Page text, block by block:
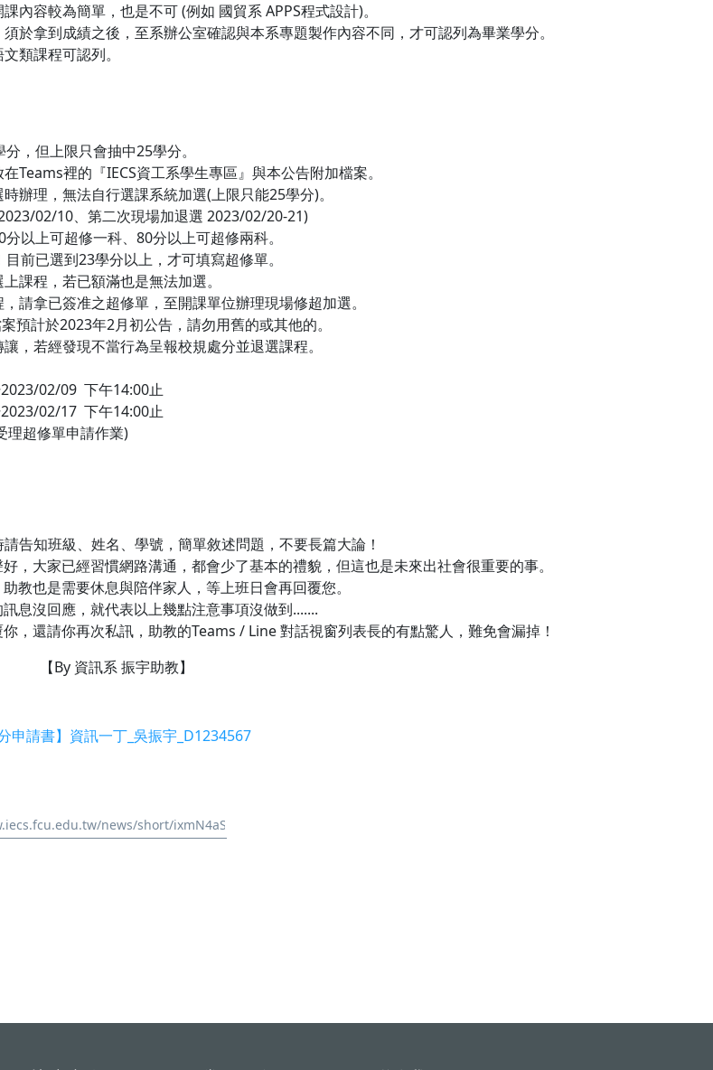
內容較為簡單，也是不可 (例如 國貿系 APPS程式設計)。
於拿到成績之後，至系辦公室確認與本系專題製作內容不同，才可認列為畢業學分。
類課程可認列。
，但上限只會抽中25學分。
Teams裡的『IECS資工系學生專區』與本公告附加檔案。
辦理，無法自行選課系統加選(上限只能25學分)。
02/10、第二次現場加退選 2023/02/20-21)
以上可超修一科、80分以上可超修兩科。
前已選到23學分以上，才可填寫超修單。
課程，若已額滿也是無法加選。
請拿已簽准之超修單，至開課單位辦理現場修超加選。
預計於2023年2月初公告，請勿用舊的或其他的。
，若經發現不當行為呈報校規處分並退選課程。
02/09 下午14:00止
02/17 下午14:00止
修單申請作業)
告知班級、姓名、學號，簡單敘述問題，不要長篇大論！
，大家已經習慣網路溝通，都會少了基本的禮貌，但這也是未來出社會很重要的事。
教也是需要休息與陪伴家人，等上班日會再回覆您。
息沒回應，就代表以上幾點注意事項沒做到.......
，還請你再次私訊，助教的Teams / Line 對話視窗列表長的有點驚人，難免會漏掉！
【By 資訊系 振宇助教】
申請書】資訊一丁_吳振宇_D1234567